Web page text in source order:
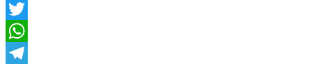
Facebook
Twitter
WhatsApp